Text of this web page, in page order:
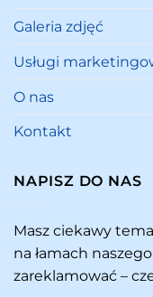
Galeria zdjęć
Usługi
O nas
Kontakt
NAPISZ DO NAS
Masz ciekawy
na łamach
zareklamować –